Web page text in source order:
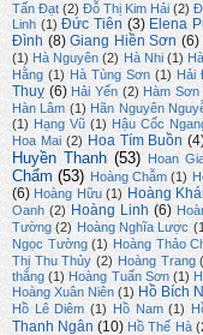
Tấn Đạt (2) Đỗ Thị Kim Hải (2)
Linh (1) Đức Tiên (3) Elena
Đình (8) Giang Hiền Sơn (6)
(1) Hà Nguyên (2) Hà Nhi (1)
Hằng (1) Hà Tùng Sơn (1) Hải
Thuỵ (6) Hải Yến (2) Hàm Sơn
Hàn Lâm (1) Hãn Nguyên
(1) Hạng Vũ (1) Hậu Cốc
Hoa Mai (2) Hoa Tím Buồn
Huyền Thanh (53) Hoan
Chẩm (53) Hoàng Chẫm (1)
(6) Hoàng Hữu (1) Hoàng
Oanh (2) Hoàng Linh (6)
Tường (2) Hoàng Nghĩa Lược
Ngọc Tường (1) Hoàng Thảo
Thị Thu Thủy (2) Hoàng Trang
thắng (1) Hoàng Tuấn Sơn (1)
Hoàng Xuân Niên (1) Hồ Bích
Hồ Lê Diêm (1) Hồ Nam (1)
Thanh Ngân (10) Hồ Thế Hà